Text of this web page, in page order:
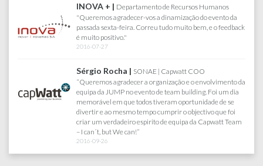
FARFETCH |Joana Lacerda | Senior Test Engineer
Queria agradecer pelo maravihoso dia que tivemos no
Sabado, correu tudo muito bem. Toda a gente gostou e se
divertiu imenso. Obrigada por tudo :)
2017-07-18
AKÍ |Departamento de Recursos Humanos
" Jump Travel, agência com que trabalho há cerca de 13
anos, em todos os eventos da minha Empresa...
Criatividade, credibilidade, responsabilidade, rigor e a
proximidade entre a equipa cliente e a equipa Jump, são
alguns dos motivos que me levam a continuar a trabalhar
com eles, sabendo de antemão que os meus eventos
continuarão a ser um sucesso garantido."